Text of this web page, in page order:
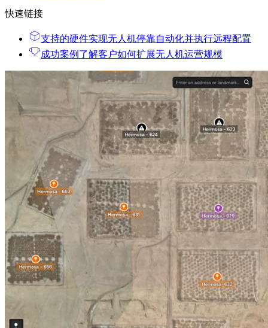
快速链接
支持的硬件实现无人机停靠自动化并执行远程配置
成功案例 了解客户如何扩展无人机运营规模